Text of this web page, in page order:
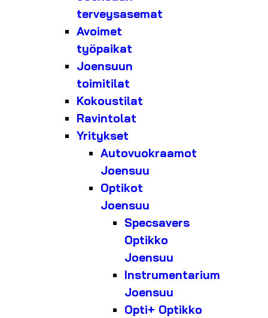
terveysasemat
Avoimet
työpaikat
Joensuun
toimitilat
Kokoustilat
Ravintolat
Yritykset
Autovuokraamot
Joensuu
Optikot
Joensuu
Specsavers
Optikko
Joensuu
Instrumentarium
Joensuu
Opti+ Optikko